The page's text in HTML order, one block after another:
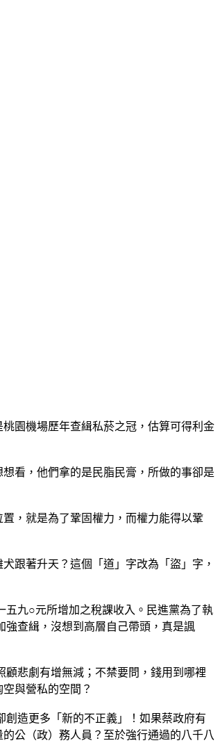
園機場歷年查緝私菸之冠，估算可得利金
看，他們拿的是民脂民膏，所做的事卻是
，就是為了鞏固權力，而權力能得以鞏
跟著升天？這個「道」字改為「盜」字，
九○元所增加之稅課收入。民進黨為了執
強查緝，沒想到高層自己帶頭，真是諷
悲劇有增無減；不禁要問，錢用到哪裡
與營私的空間？
造更多「新的不正義」！如果蔡政府有
公（政）務人員？至於強行通過的八千八